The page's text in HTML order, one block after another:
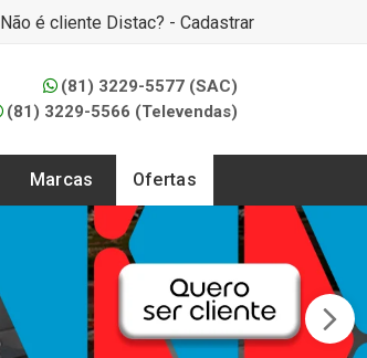
Não é cliente Distac? - Cadastrar
(81) 3229-5577 (SAC)
(81) 3229-5566 (Televendas)
Marcas Ofertas